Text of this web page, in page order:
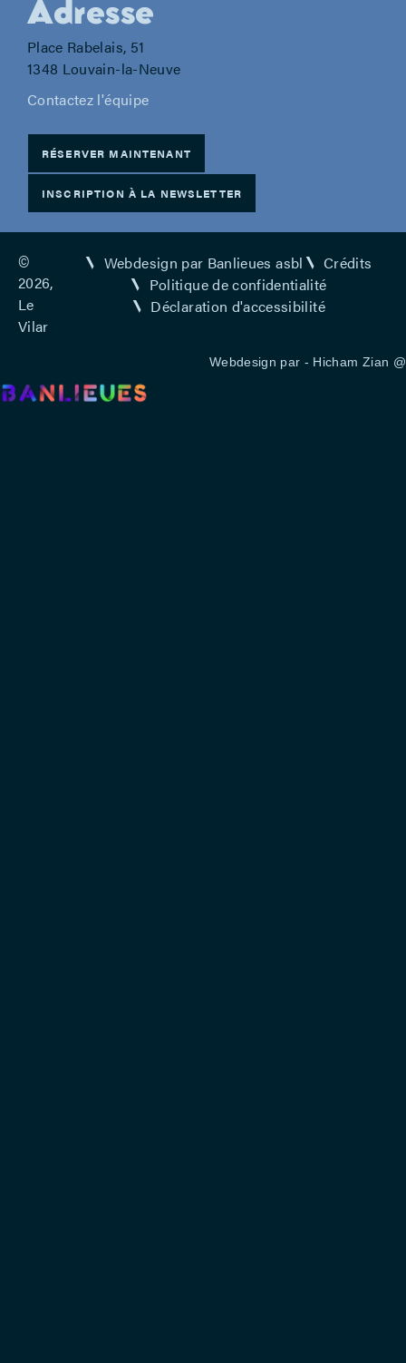
Adresse
Place Rabelais, 51
1348 Louvain-la-Neuve
Contactez l'équipe
RÉSERVER MAINTENANT
INSCRIPTION À LA NEWSLETTER
©
2026,
Le
Vilar
Webdesign par Banlieues asbl
Crédits
Politique de confidentialité
Déclaration d'accessibilité
Webdesign par - Hicham Zian @